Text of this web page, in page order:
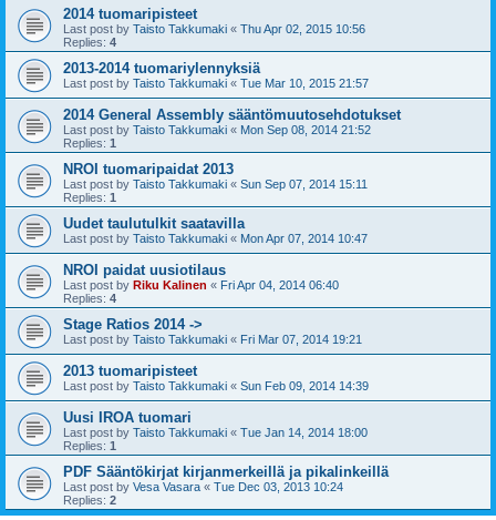
2014 tuomaripisteet
Last post by Taisto Takkumaki « Thu Apr 02, 2015 10:56
Replies: 4
2013-2014 tuomariylennyksiä
Last post by Taisto Takkumaki « Tue Mar 10, 2015 21:57
2014 General Assembly sääntömuutosehdotukset
Last post by Taisto Takkumaki « Mon Sep 08, 2014 21:52
Replies: 1
NROI tuomaripaidat 2013
Last post by Taisto Takkumaki « Sun Sep 07, 2014 15:11
Replies: 1
Uudet taulutulkit saatavilla
Last post by Taisto Takkumaki « Mon Apr 07, 2014 10:47
NROI paidat uusiotilaus
Last post by Riku Kalinen « Fri Apr 04, 2014 06:40
Replies: 4
Stage Ratios 2014 ->
Last post by Taisto Takkumaki « Fri Mar 07, 2014 19:21
2013 tuomaripisteet
Last post by Taisto Takkumaki « Sun Feb 09, 2014 14:39
Uusi IROA tuomari
Last post by Taisto Takkumaki « Tue Jan 14, 2014 18:00
Replies: 1
PDF Sääntökirjat kirjanmerkeillä ja pikalinkeillä
Last post by Vesa Vasara « Tue Dec 03, 2013 10:24
Replies: 2